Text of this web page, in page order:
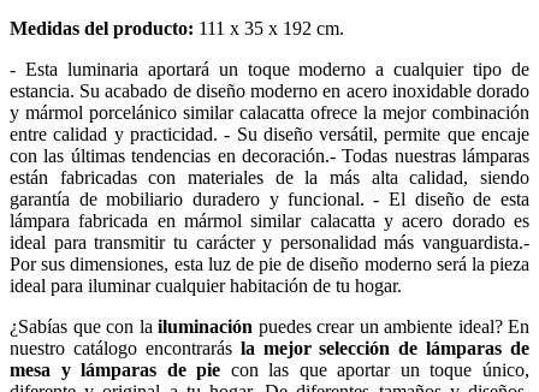
Medidas del producto: 111 x 35 x 192 cm.
- Esta luminaria aportará un toque moderno a cualquier tipo de
estancia. Su acabado de diseño moderno en acero inoxidable dorado
y mármol porcelánico similar calacatta ofrece la mejor combinación
entre calidad y practicidad. - Su diseño versátil, permite que encaje
con las últimas tendencias en decoración.- Todas nuestras lámparas
están fabricadas con materiales de la más alta calidad, siendo
garantía de mobiliario duradero y funcional. - El diseño de esta
lámpara fabricada en mármol similar calacatta y acero dorado es
ideal para transmitir tu carácter y personalidad más vanguardista.-
Por sus dimensiones, esta luz de pie de diseño moderno será la pieza
ideal para iluminar cualquier habitación de tu hogar.
¿Sabías que con la iluminación puedes crear un ambiente ideal? En
nuestro catálogo encontrarás la mejor selección de lámparas de
mesa y lámparas de pie con las que aportar un toque único,